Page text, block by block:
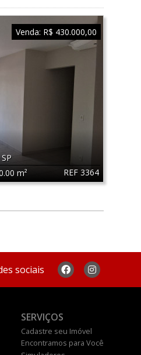
REF 3364
SP
m²
Venda: R$ 430.000,00
sociais
SERVIÇOS
Cadastre seu Imóvel
Encontramos para Você